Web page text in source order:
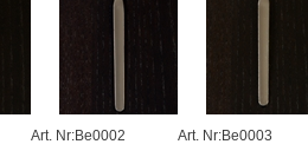
Art. Nr:Be0002 Art. Nr:Be0003